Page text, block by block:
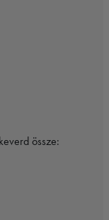
össze: